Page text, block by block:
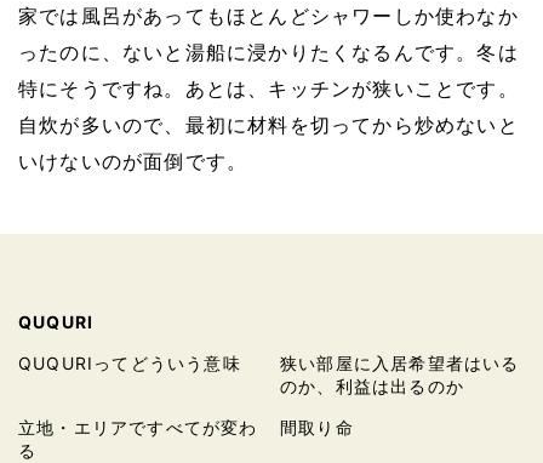
家では風呂があってもほとんどシャワーしか使わなか
ったのに、ないと湯船に浸かりたくなるんです。冬は
特にそうですね。 あとは、キッチンが狭いことです。
自炊が多いので、最初に材料を切ってから炒めないと
いけないのが面倒です。
QUQURI
QUQURIってどういう意味
狭い部屋に入居希望者はいる
のか、利益は出るのか
立地・エリアですべてが変わ
る
間取り命